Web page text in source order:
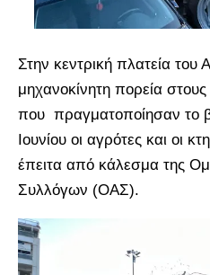
Στην κεντρική πλατεία του
μηχανοκίνητη πορεία
που πραγματοποίησαν το
Ιουνίου οι αγρότες και οι
έπειτα από κάλεσμα της
Συλλόγων (ΟΑΣ).